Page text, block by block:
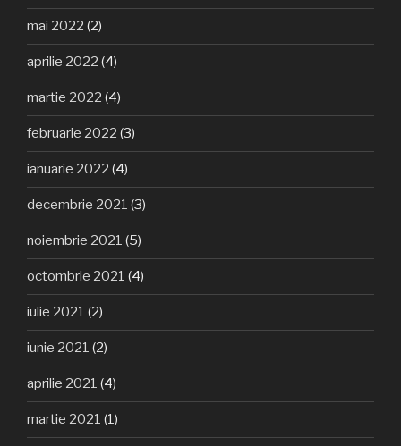
mai 2022 (2)
aprilie 2022 (4)
martie 2022 (4)
februarie 2022 (3)
ianuarie 2022 (4)
decembrie 2021 (3)
noiembrie 2021 (5)
octombrie 2021 (4)
iulie 2021 (2)
iunie 2021 (2)
aprilie 2021 (4)
martie 2021 (1)